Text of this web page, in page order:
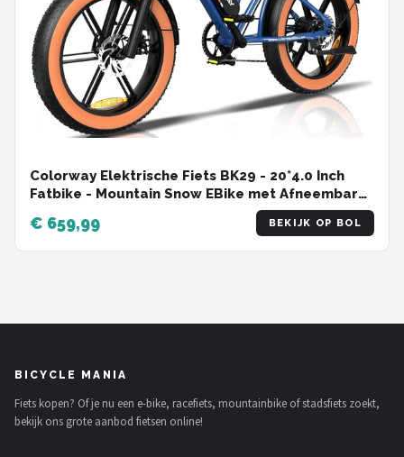
Colorway Elektrische Fiets BK29 - 20*4.0 Inch
Fatbike - Mountain Snow EBike met Afneembare
48V 15Ah Lithium Batterij - City Commuter E-Bike
met 250W Motor - 7 Versnellingen - IP54
Waterdicht
€ 659,99 BEKIJK OP BOL
BICYCLE MANIA
Fiets kopen? Of je nu een e-bike, racefiets, mountainbike of stadsfiets zoekt,
bekijk ons grote aanbod fietsen online!